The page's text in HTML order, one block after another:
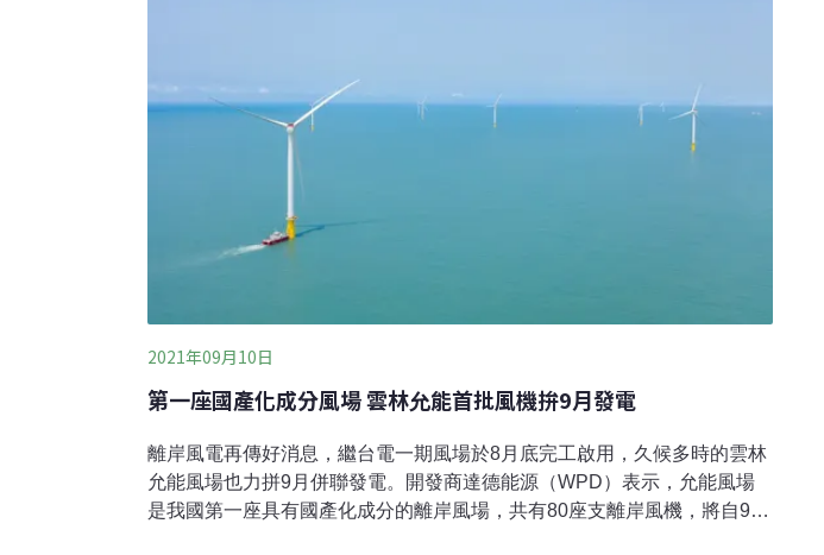
2021年09月10日
第一座國產化成分風場 雲林允能首批風機拚9月發電
離岸風電再傳好消息，繼台電一期風場於8月底完工啟用，久候多時的雲林
允能風場也力拼9月併聯發電。開發商達德能源（WPD）表示，允能風場
是我國第一座具有國產化成分的離岸風場，共有80座支離岸風機，將自9月